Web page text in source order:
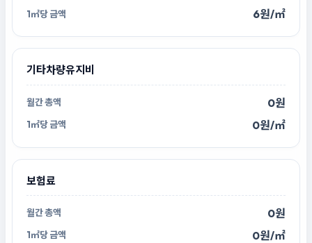
6원/㎡
기타차량유지비
0원
0원/㎡
보험료
0원
0원/㎡